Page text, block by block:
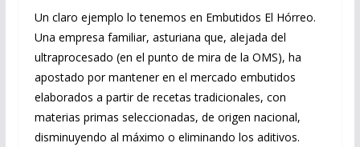
Un claro ejemplo lo tenemos en Embutidos El Hórreo.
Una empresa familiar, asturiana que, alejada del
ultraprocesado (en el punto de mira de la OMS), ha
apostado por mantener en el mercado embutidos
elaborados a partir de recetas tradicionales, con
materias primas seleccionadas, de origen nacional,
disminuyendo al máximo o eliminando los aditivos.